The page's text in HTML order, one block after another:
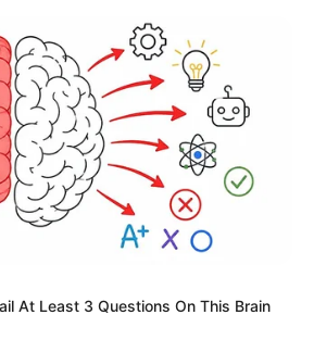
At Least 3 Questions On This Brain